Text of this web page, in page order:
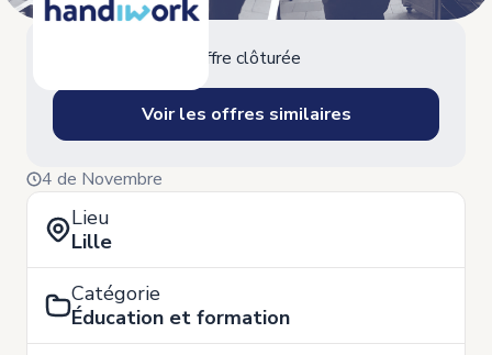
Offre clôturée
Voir les offres similaires
4 de Novembre
Lieu
Lille
Catégorie
Éducation et formation